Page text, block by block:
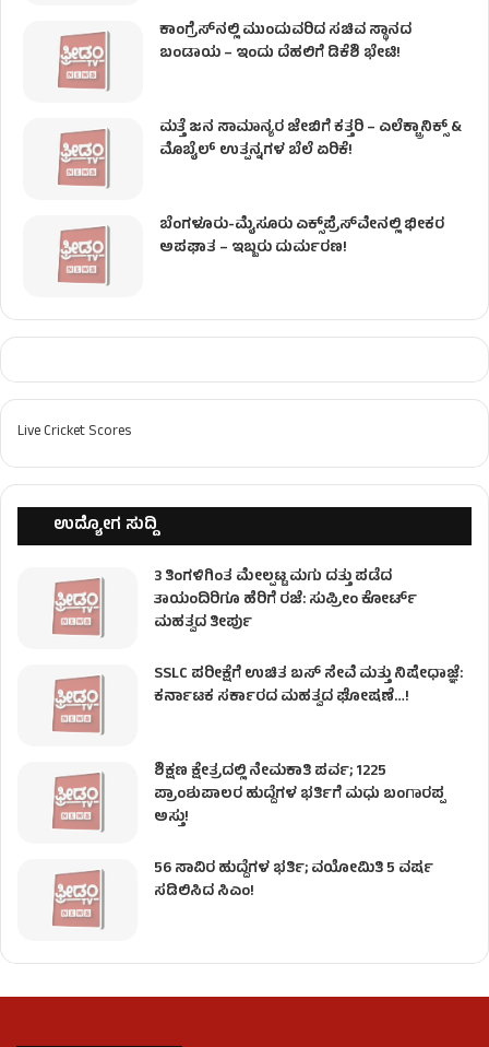
ಕಾಂಗ್ರೆಸ್​ನಲ್ಲಿ ಮುಂದುವರಿದ ಸಚಿವ ಸ್ಥಾನದ
ಬಂಡಾಯ – ಇಂದು ದೆಹಲಿಗೆ ಡಿಕೆಶಿ ಭೇಟಿ!
ಮತ್ತೆ ಜನ ಸಾಮಾನ್ಯರ ಜೇಬಿಗೆ ಕತ್ತರಿ – ಎಲೆಕ್ಟ್ರಾನಿಕ್ಸ್ &
ಮೊಬೈಲ್ ಉತ್ಪನ್ನಗಳ ಬೆಲೆ ಏರಿಕೆ!
ಬೆಂಗಳೂರು-ಮೈಸೂರು ಎಕ್ಸ್‌ಪ್ರೆಸ್‌ವೇನಲ್ಲಿ ಭೀಕರ
ಅಪಘಾತ – ಇಬ್ಬರು ದುರ್ಮರಣ!
Live Cricket Scores
ಉದ್ಯೋಗ ಸುದ್ದಿ
3 ತಿಂಗಳಿಗಿಂತ ಮೇಲ್ಪಟ್ಟ ಮಗು ದತ್ತು ಪಡೆದ
ತಾಯಂದಿರಿಗೂ ಹೆರಿಗೆ ರಜೆ: ಸುಪ್ರೀಂ ಕೋರ್ಟ್
ಮಹತ್ವದ ತೀರ್ಪು
SSLC ಪರೀಕ್ಷೆಗೆ ಉಚಿತ ಬಸ್ ಸೇವೆ ಮತ್ತು ನಿಷೇಧಾಜ್ಞೆ:
ಕರ್ನಾಟಕ ಸರ್ಕಾರದ ಮಹತ್ವದ ಘೋಷಣೆ…!
ಶಿಕ್ಷಣ ಕ್ಷೇತ್ರದಲ್ಲಿ ನೇಮಕಾತಿ ಪರ್ವ; 1225
ಪ್ರಾಂಶುಪಾಲರ ಹುದ್ದೆಗಳ ಭರ್ತಿಗೆ ಮಧು ಬಂಗಾರಪ್ಪ
ಅಸ್ತು!
56 ಸಾವಿರ ಹುದ್ದೆಗಳ ಭರ್ತಿ; ವಯೋಮಿತಿ 5 ವರ್ಷ
ಸಡಿಲಿಸಿದ ಸಿಎಂ!